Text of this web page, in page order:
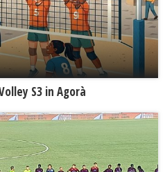
S3 in Agorà